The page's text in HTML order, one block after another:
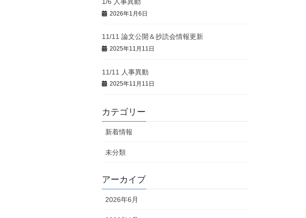
2026年1月6日
11/11 論文公開＆抄読会情報更新
2025年11月11日
11/11 人事異動
2025年11月11日
カテゴリー
新着情報
未分類
アーカイブ
2026年6月